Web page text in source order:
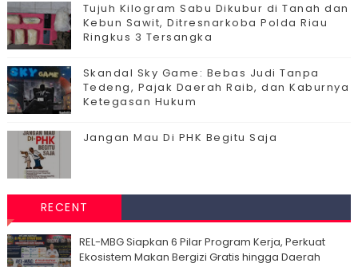
Tujuh Kilogram Sabu Dikubur di Tanah dan
Kebun Sawit, Ditresnarkoba Polda Riau
Ringkus 3 Tersangka
Skandal Sky Game: Bebas Judi Tanpa
Tedeng, Pajak Daerah Raib, dan Kaburnya
Ketegasan Hukum
Jangan Mau Di PHK Begitu Saja
RECENT
‎REL-MBG Siapkan 6 Pilar Program Kerja, Perkuat
Ekosistem Makan Bergizi Gratis hingga Daerah